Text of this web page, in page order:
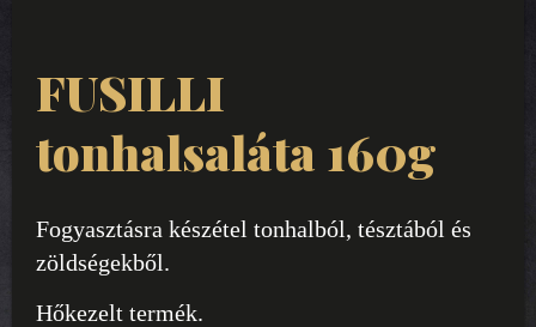
FUSILLI
tonhalsaláta 160g
Fogyasztásra készétel tonhalból, tésztából és
zöldségekből.
Hőkezelt termék.